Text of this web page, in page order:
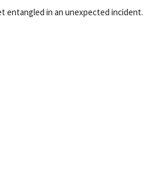
entangled in an unexpected incident.